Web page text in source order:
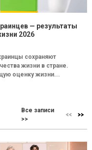
— результаты
2026
сохраняют
жизни в стране.
оценку жизни...
Все записи
>>